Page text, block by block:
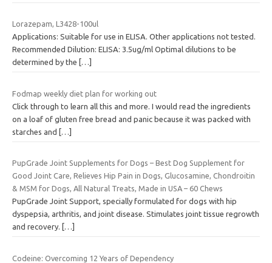
Lorazepam, L3428-100ul
Applications: Suitable for use in ELISA. Other applications not tested.
Recommended Dilution: ELISA: 3.5ug/ml Optimal dilutions to be
determined by the
[…]
Fodmap weekly diet plan for working out
Click through to learn all this and more. I would read the ingredients
on a loaf of gluten free bread and panic because it was packed with
starches and […]
PupGrade Joint Supplements for Dogs – Best Dog Supplement for
Good Joint Care, Relieves Hip Pain in Dogs, Glucosamine, Chondroitin
& MSM for Dogs, All Natural Treats, Made in USA – 60 Chews
PupGrade Joint Support, specially formulated for dogs with hip
dyspepsia, arthritis, and joint disease. Stimulates joint tissue regrowth
and recovery.
[…]
Codeine: Overcoming 12 Years of Dependency